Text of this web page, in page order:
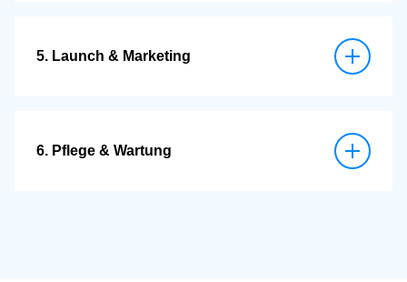
inklusive sicherer Datenverarbeitung nach aktuellen
Datenschutzstandards.
5. Launch & Marketing
deine App gezielt in den relevanten Kanälen.
6. Pflege & Wartung